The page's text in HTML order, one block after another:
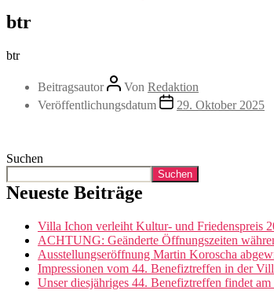
btr
btr
Beitragsautor Von Redaktion
Veröffentlichungsdatum
29. Oktober 2025
Suchen
Suchen
Neueste Beiträge
Villa Ichon verleiht Kultur- und Friedenspreis
ACHTUNG: Geänderte Öffnungszeiten
Ausstellungseröffnung Martin Koroscha
Impressionen vom 44. Benefiztreffen in der
Unser diesjähriges 44. Benefiztreffen findet